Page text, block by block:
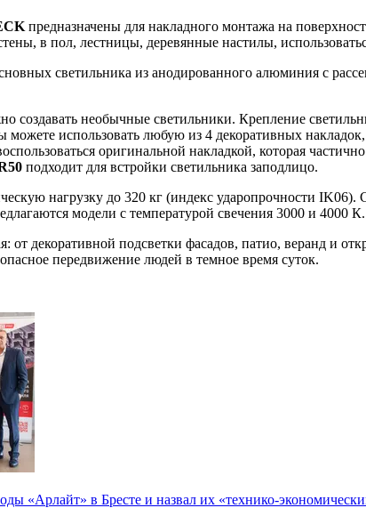
предназначены для накладного монтажа на
в пол, лестницы, деревянные настилы,
светильника из анодированного алюминия с
необычные светильники. Крепление
использовать любую из 4 декоративных
оригинальной накладкой, которая
подходит для встройки светильника заподлицо.
нагрузку до 320 кг (индекс ударопрочности
модели с температурой свечения 3000 и 4000
от декоративной подсветки фасадов, патио, веранд и
передвижение людей в темное время суток.
«Арлайт» в Бресте и назвал их «технико-